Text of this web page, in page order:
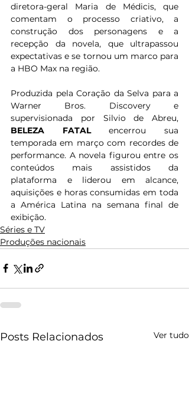
diretora-geral Maria de Médicis, que
comentam o processo criativo, a
construção dos personagens e a
recepção da novela, que ultrapassou
expectativas e se tornou um marco para
a HBO Max na região.
Produzida pela Coração da Selva para a
Warner Bros. Discovery e
BELEZA FATAL encerrou sua
temporada em março com recordes de
performance. A novela figurou entre os
conteúdos mais assistidos da
plataforma e liderou em alcance,
aquisições e horas consumidas em toda
a América Latina na semana final de
exibição.
Séries e TV
Produções nacionais
Posts Relacionados Ver tudo